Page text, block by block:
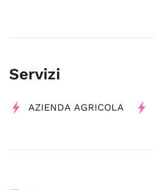
Servizi
AZIENDA AGRICOLA